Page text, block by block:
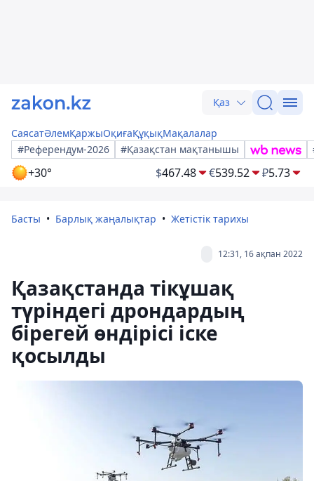
Қаз
СаясатӘлемҚаржыОқиғаҚұқықМақалалар
#Референдум-2026
#Қазақстан мақтанышы
+30° $467.48 €539.52 ₽5.73
Басты Барлық жаңалықтар Жетістік тарихы
12:31, 16 ақпан 2022
Қазақстанда тікұшақ
түріндегі дрондардың
бірегей өндірісі іске
қосылды